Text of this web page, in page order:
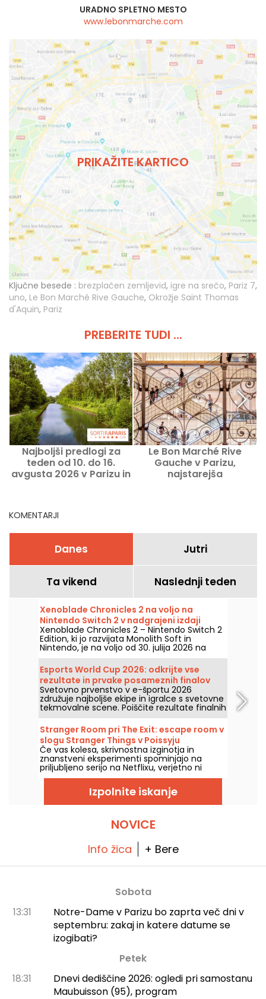
URADNO SPLETNO MESTO
www.lebonmarche.com
PRIKAŽITE KARTICO
Ključne besede : brezplačen zemljevid, igre na srečo, Pariz 7,
uno, Le Bon Marché Rive Gauche, Okrožje Saint Thomas
d'Aquin, Pariz
PREBERITE TUDI ...
Najboljši predlogi za
teden od 10. do 16.
avgusta 2026 v Parizu in
Le Bon Marché Rive
Gauche v Parizu,
najstarejša
KOMENTARJI
Danes Jutri
Ta vikend Naslednji teden
Xenoblade Chronicles 2 na voljo na
Nintendo Switch 2 v nadgrajeni izdaji
Xenoblade Chronicles 2 – Nintendo Switch 2
Edition, ki jo razvijata Monolith Soft in
Nintendo, je na voljo od 30. julija 2026 na
Nintendo Switch 2. Ta nova različica izboljša
zmogljivost RPG-ja in dodaja več ekskluzivnih
vsebin.
Esports World Cup 2026: odkrijte vse
rezultate in prvake posameznih finalov
Svetovno prvenstvo v e-športu 2026
združuje najboljše ekipe in igralce s svetovne
tekmovalne scene. Poiščite rezultate finalnih
tekem, števila točk, zmagovalce
posameznih turnirjev in koledar prihodnjih
dvobojev.
Stranger Room pri The Exit: escape room v
slogu Stranger Things v Poissyju
Če vas kolesa, skrivnostna izginotja in
znanstveni eksperimenti spominjajo na
priljubljeno serijo na Netflixu, verjetno ni
naključje. V Poissyju Stranger Room podjetja
The Exit črpa iz tega sveta in ponuja ekipno
preiskavo, ki jo je treba rešiti skupaj.
Izpolnite iskanje
NOVICE
Info žica + Bere
Sobota
13:31
Notre-Dame v Parizu bo zaprta več dni v
septembru: zakaj in katere datume se
izogibati?
Petek
18:31
Dnevi dediščine 2026: ogledi pri samostanu
Maubuisson (95), program